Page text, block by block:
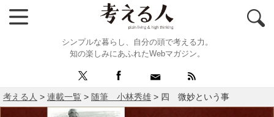
シンプルな暮らし、自分の頭で考える力。
知の楽しみにあふれたWebマガジン。
考える人 > 連載一覧 > 随筆 小林秀雄 > 四 微妙という事